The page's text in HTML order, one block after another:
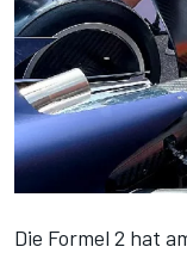
Die Formel 2 hat